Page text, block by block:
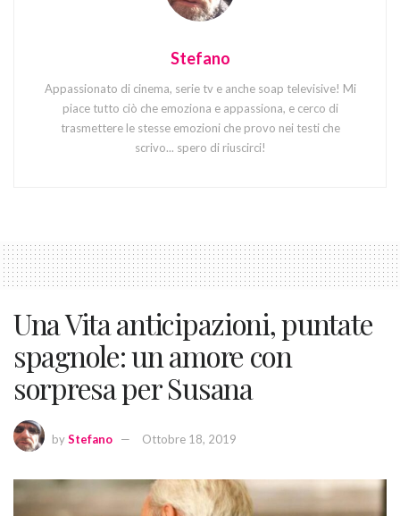
Stefano
Appassionato di cinema, serie tv e anche soap televisive! Mi
piace tutto ciò che emoziona e appassiona, e cerco di
trasmettere le stesse emozioni che provo nei testi che
scrivo... spero di riuscirci!
Una Vita anticipazioni, puntate
spagnole: un amore con
sorpresa per Susana
byStefano Ottobre 18, 2019